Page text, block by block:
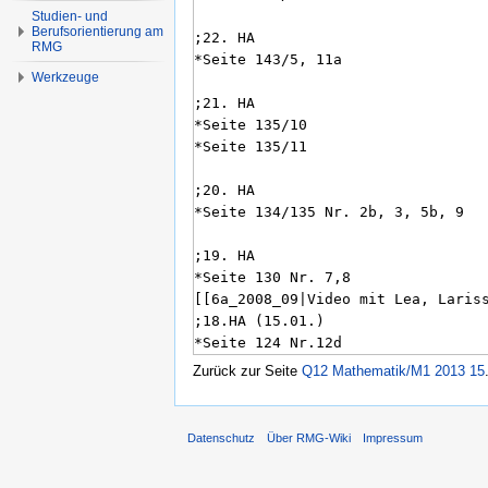
Zurück zur Seite Q12 Mathematik/M1 2013 15
Studien- und
Berufsorientierung am
RMG
Werkzeuge
Datenschutz Über RMG-Wiki Impressum